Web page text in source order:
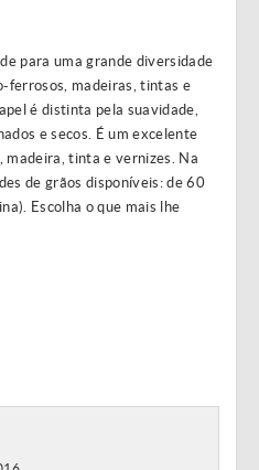
para uma grande diversidade
ferrosos, madeiras, tintas e
é distinta pela suavidade,
e secos. É um excelente
tinta e vernizes. Na
de grãos disponíveis: de 60
Escolha o que mais lhe